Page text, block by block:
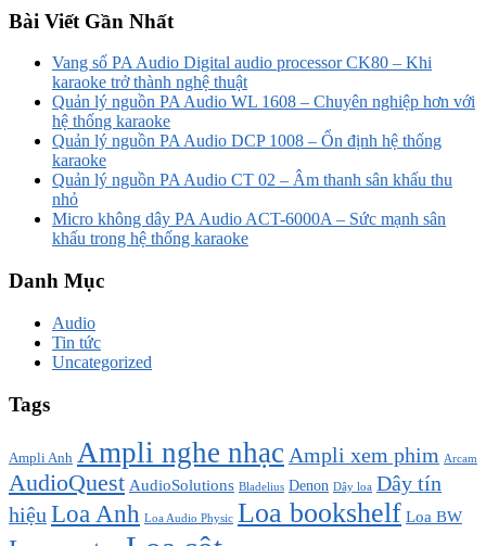
Bài Viết Gần Nhất
Vang số PA Audio Digital audio processor CK80 – Khi
karaoke trở thành nghệ thuật
Quản lý nguồn PA Audio WL 1608 – Chuyên nghiệp hơn với
hệ thống karaoke
Quản lý nguồn PA Audio DCP 1008 – Ổn định hệ thống
karaoke
Quản lý nguồn PA Audio CT 02 – Âm thanh sân khấu thu
nhỏ
Micro không dây PA Audio ACT-6000A – Sức mạnh sân
khấu trong hệ thống karaoke
Danh Mục
Audio
Tin tức
Uncategorized
Tags
Ampli Anh Ampli nghe nhạc Ampli xem phim Arcam
AudioQuest AudioSolutions Bladelius Denon Dây loa Dây tín
hiệu Loa Anh Loa Audio Physic Loa bookshelf Loa BW